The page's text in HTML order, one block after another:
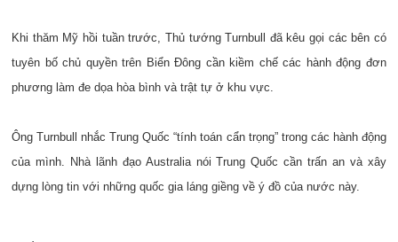
Khi thăm Mỹ hồi tuần trước, Thủ tướng Turnbull đã kêu gọi các bên có
tuyên bố chủ quyền trên Biển Đông cần kiềm chế các hành động đơn
phương làm đe dọa hòa bình và trật tự ở khu vực.
Ông Turnbull nhắc Trung Quốc “tính toán cẩn trọng” trong các hành động
của mình. Nhà lãnh đạo Australia nói Trung Quốc cần trấn an và xây
dựng lòng tin với những quốc gia láng giềng về ý đồ của nước này.